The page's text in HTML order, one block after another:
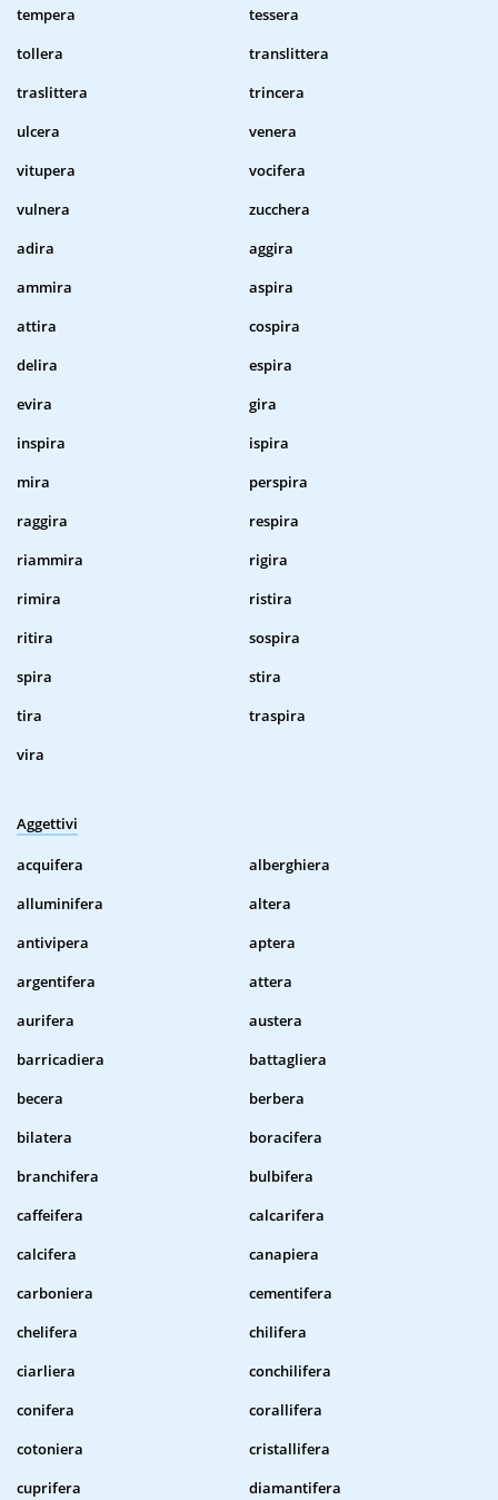
tempera
tessera
tollera
translittera
traslittera
trincera
ulcera
venera
vitupera
vocifera
vulnera
zucchera
adira
aggira
ammira
aspira
attira
cospira
delira
espira
evira
gira
inspira
ispira
mira
perspira
raggira
respira
riammira
rigira
rimira
ristira
ritira
sospira
spira
stira
tira
traspira
vira
Aggettivi
acquifera
alberghiera
alluminifera
altera
antivipera
aptera
argentifera
attera
aurifera
austera
barricadiera
battagliera
becera
berbera
bilatera
boracifera
branchifera
bulbifera
caffeifera
calcarifera
calcifera
canapiera
carboniera
cementifera
chelifera
chilifera
ciarliera
conchilifera
conifera
corallifera
cotoniera
cristallifera
cuprifera
diamantifera